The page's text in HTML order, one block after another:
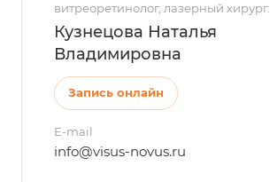
витреоретинолог, лазерный хирург.
Кузнецова Наталья
Владимировна
Запись онлайн
E-mail
info@visus-novus.ru